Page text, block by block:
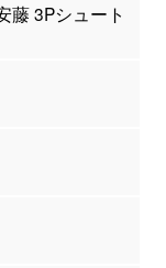
藤 3Pシュート